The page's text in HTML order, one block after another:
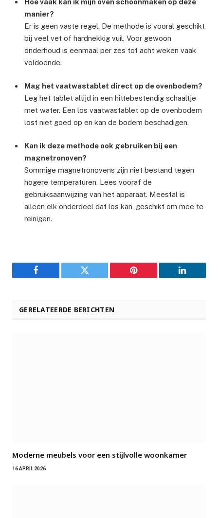
Hoe vaak kan ik mijn oven schoonmaken op deze
manier?
Er is geen vaste regel. De methode is vooral geschikt
bij veel vet of hardnekkig vuil. Voor gewoon
onderhoud is eenmaal per zes tot acht weken vaak
voldoende.
Mag het vaatwastablet direct op de ovenbodem?
Leg het tablet altijd in een hittebestendig schaaltje
met water. Een los vaatwastablet op de ovenbodem
lost niet goed op en kan de bodem beschadigen.
Kan ik deze methode ook gebruiken bij een
magnetronoven?
Sommige magnetronovens zijn niet bestand tegen
hogere temperaturen. Lees vooraf de
gebruiksaanwijzing van het apparaat. Meestal is
alleen elk onderdeel dat los kan, geschikt om mee te
reinigen.
Facebook Twitter Pinterest LinkedIn
GERELATEERDE BERICHTEN
Moderne meubels voor een stijlvolle woonkamer
16 APRIL 2026